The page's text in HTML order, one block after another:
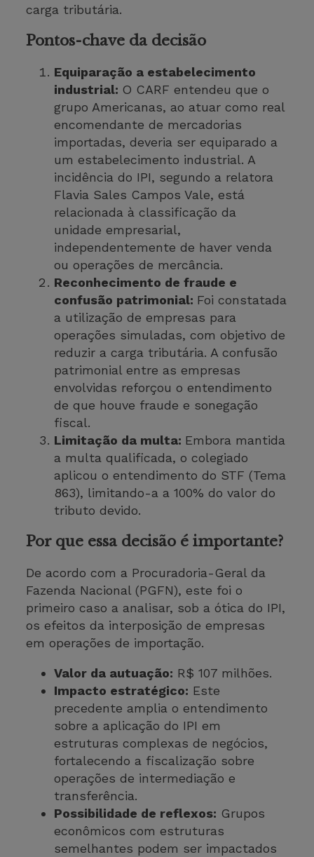
carga tributária.
Pontos-chave da decisão
Equiparação a estabelecimento
industrial: O CARF entendeu que o
grupo Americanas, ao atuar como real
encomendante de mercadorias
importadas, deveria ser equiparado a
um estabelecimento industrial. A
incidência do IPI, segundo a relatora
Flavia Sales Campos Vale, está
relacionada à classificação da
unidade empresarial,
independentemente de haver venda
ou operações de mercância.
Reconhecimento de fraude e
confusão patrimonial: Foi constatada
a utilização de empresas para
operações simuladas, com objetivo de
reduzir a carga tributária. A confusão
patrimonial entre as empresas
envolvidas reforçou o entendimento
de que houve fraude e sonegação
fiscal.
Limitação da multa: Embora mantida
a multa qualificada, o colegiado
aplicou o entendimento do STF (Tema
863), limitando-a a 100% do valor do
tributo devido.
Por que essa decisão é importante?
De acordo com a Procuradoria-Geral da
Fazenda Nacional (PGFN), este foi o
primeiro caso a analisar, sob a ótica do IPI,
os efeitos da interposição de empresas
em operações de importação.
Valor da autuação: R$ 107 milhões.
Impacto estratégico: Este
precedente amplia o entendimento
sobre a aplicação do IPI em
estruturas complexas de negócios,
fortalecendo a fiscalização sobre
operações de intermediação e
transferência.
Possibilidade de reflexos: Grupos
econômicos com estruturas
semelhantes podem ser impactados